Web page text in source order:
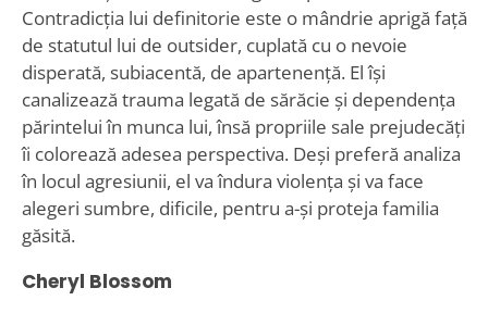
Contradicția lui definitorie este o mândrie aprigă față
de statutul lui de outsider, cuplată cu o nevoie
disperată, subiacentă, de apartenență. El își
canalizează trauma legată de sărăcie și dependența
părintelui în munca lui, însă propriile sale prejudecăți
îi colorează adesea perspectiva. Deși preferă analiza
în locul agresiunii, el va îndura violența și va face
alegeri sumbre, dificile, pentru a-și proteja familia
găsită.
Cheryl Blossom